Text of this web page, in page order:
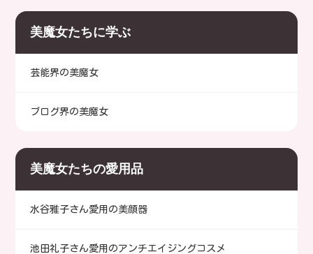
で理想のボディを目指すための
具体的なアプローチを徹底解
美魔女たちに学ぶ
芸能界の美魔女
ブログ界の美魔女
美魔女たちの愛用品
水谷雅子さん愛用の美顔器
池田礼子さん愛用のアンチエイジングコスメ